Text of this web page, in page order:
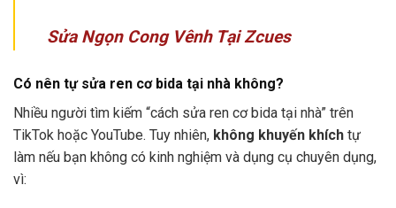
Sửa Ngọn Cong Vênh Tại Zcues
Có nên tự sửa ren cơ bida tại nhà không?
Nhiều người tìm kiếm “cách sửa ren cơ bida tại nhà” trên
TikTok hoặc YouTube. Tuy nhiên, không khuyến khích tự
làm nếu bạn không có kinh nghiệm và dụng cụ chuyên dụng,
vì: